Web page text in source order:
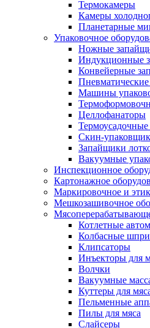
Термокамеры
Камеры
Планетарные
Упаковочное
Ножные
Индукционные
Конвейерные
Машины
Целлофанаторы
Термоусадочные
Скин-
Запайщики
Вакуумные
Инспекционное
Картонажное
Маркировочное и
Мешкозашивочное
Котлетные
Колбасные
Клипсаторы
Инъекторы для
Волчки
Вакуумные
Куттеры для
Пельменные
Пилы для мяса
Слайсеры